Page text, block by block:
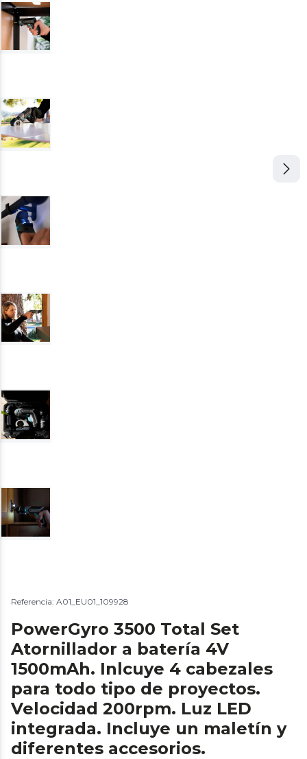
Referencia: A01_EU01_109928
PowerGyro 3500 Total Set
Atornillador a batería 4V
1500mAh. Inlcuye 4 cabezales
para todo tipo de proyectos.
Velocidad 200rpm. Luz LED
integrada. Incluye un maletín y
diferentes accesorios.